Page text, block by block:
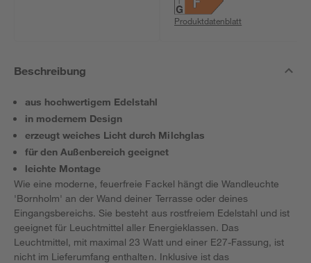
Produktdatenblatt
Beschreibung
aus hochwertigem Edelstahl
in modernem Design
erzeugt weiches Licht durch Milchglas
für den Außenbereich geeignet
leichte Montage
Wie eine moderne, feuerfreie Fackel hängt die Wandleuchte
'Bornholm' an der Wand deiner Terrasse oder deines
Eingangsbereichs. Sie besteht aus rostfreiem Edelstahl und ist
geeignet für Leuchtmittel aller Energieklassen. Das
Leuchtmittel, mit maximal 23 Watt und einer E27-Fassung, ist
nicht im Lieferumfang enthalten. Inklusive ist das